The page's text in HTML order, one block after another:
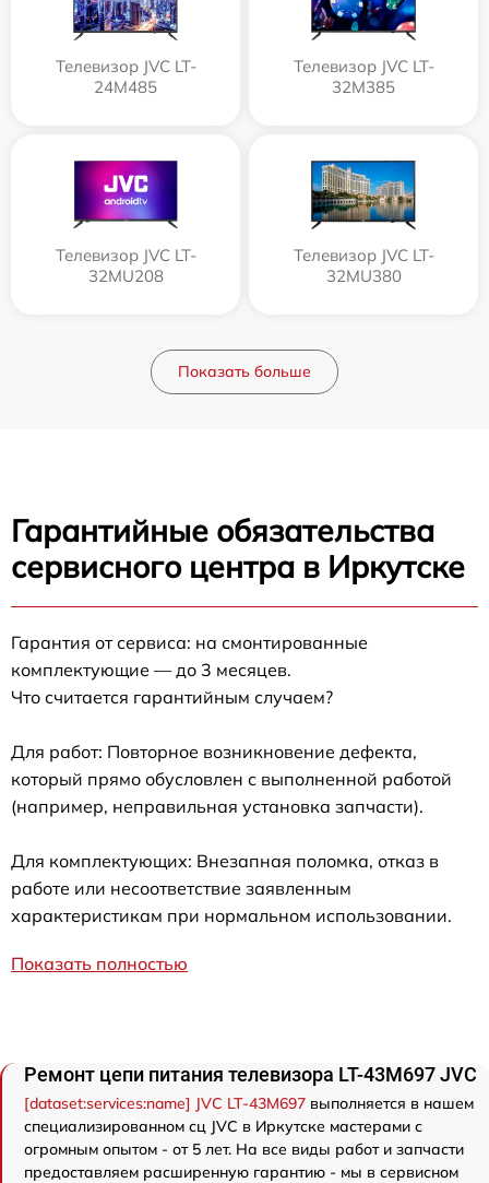
Телевизор JVC LT-
24M485
Телевизор JVC LT-
32M385
Телевизор JVC LT-
32MU208
Телевизор JVC LT-
32MU380
Показать больше
Гарантийные обязательства
сервисного центра в Иркутске
Гарантия от сервиса: на смонтированные
комплектующие — до 3 месяцев.
Что считается гарантийным случаем?
Для работ: Повторное возникновение дефекта,
который прямо обусловлен с выполненной работой
(например, неправильная установка запчасти).
Для комплектующих: Внезапная поломка, отказ в
работе или несоответствие заявленным
характеристикам при нормальном использовании.
Показать полностью
Ремонт цепи питания телевизора LT-43M697 JVC
[dataset:services:name] JVC LT-43M697 выполняется в нашем
специализированном сц JVC в Иркутске мастерами с
огромным опытом - от 5 лет. На все виды работ и запчасти
предоставляем расширенную гарантию - мы в сервисном